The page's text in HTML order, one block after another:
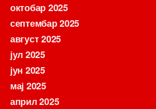
октобар 2025
септембар 2025
август 2025
јул 2025
јун 2025
мај 2025
април 2025